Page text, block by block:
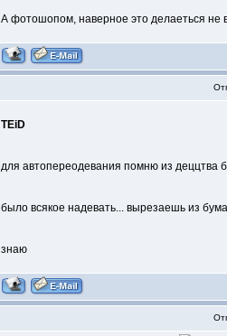
А фотошопом, наверное это делаеться не
TEiD
для автопереодевания помню из деццтва
было всякое надевать... вырезаешь из
знаю